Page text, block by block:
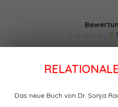
Das neue Buch von Dr. Sonja
0